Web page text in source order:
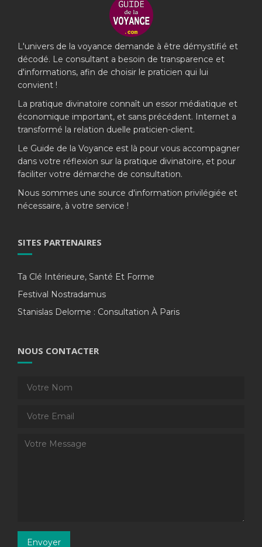
L'univers de la voyance demande à être démystifié et
décodé. Le consultant a besoin de transparence et
d'informations, afin de choisir le praticien qui lui
convient !
La pratique divinatoire connaît un essor médiatique et
économique important, et sans précédent. Internet a
transformé la relation duelle praticien-client.
Le Guide de la Voyance est là pour vous accompagner
dans votre réflexion sur la pratique divinatoire, et pour
faciliter votre démarche de consultation.
Nous sommes une source d'information privilégiée et
nécessaire, à votre service !
SITES PARTENAIRES
Ta Clé Intérieure, Santé Et Forme
Festival Nostradamus
Stanislas Delorme : Consultation À Paris
NOUS CONTACTER